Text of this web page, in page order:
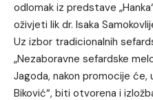
odlomak iz predstave
oživjeti lik dr. Isaka
Uz izbor tradicionalnih
„Nezaboravne sefardske
Jagoda, nakon promocije će,
Biković“, biti otvorena i